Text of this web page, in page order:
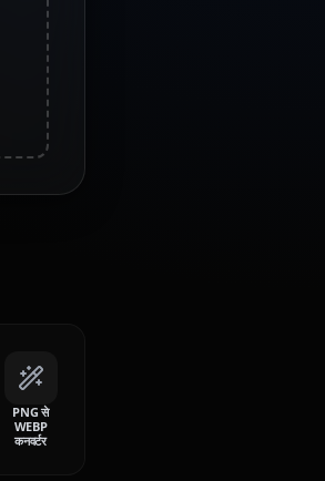
PNG से
WEBP
कनवर्टर